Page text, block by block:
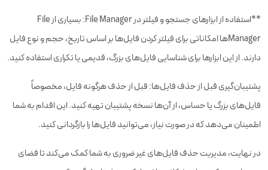
**استفاده از ابزارهای جستجو و فیلتر در File Manager: بسیاری از File
Managerها امکاناتی برای فیلتر کردن فایل‌ها بر اساس تاریخ، حجم و نوع فایل
دارند. از این ابزارها برای شناسایی فایل‌های بزرگ، قدیمی یا تکراری استفاده کنید.
پشتیبان‌گیری قبل از حذف فایل‌ها: قبل از حذف هرگونه فایل، مخصوصاً
فایل‌های بزرگ یا حساس، از آن‌ها نسخه پشتیبان تهیه کنید. این اقدام به شما
اطمینان می‌دهد که در صورت نیاز، می‌توانید فایل‌ها را بازگردانی کنید.
در نهایت، مدیریت حذف فایل‌های غیر ضروری به شما کمک می‌کند تا فضای